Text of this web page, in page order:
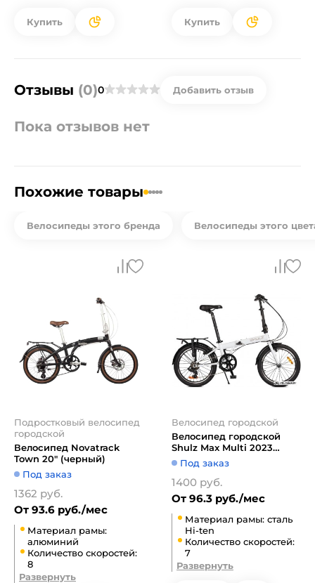
Купить Купить
Отзывы (0)0 Добавить отзыв
Пока отзывов нет
Похожие товары
Велосипеды этого бренда Велосипеды этого
Подростковый велосипед
городской
Велосипед Novatrack
Town 20" (черный)
Под заказ
1362 руб.
От 93.6 руб./мес
Материал рамы:
алюминий
Количество скоростей:
8
Развернуть
Велосипед городской
Велосипед городской
Shulz Max Multi 2023
(белый)
Под заказ
1400 руб.
От 96.3 руб./мес
Материал рамы: сталь
Hi-ten
Количество скоростей:
7
Развернуть